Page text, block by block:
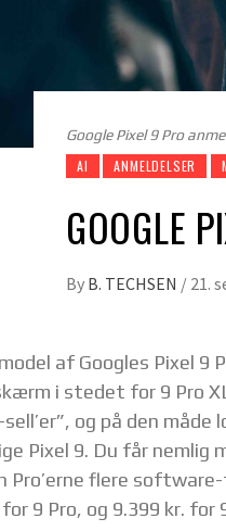
Google Pixel 9 Pro
AI ANMELDELSER
GOOGLE
By B. TECHSEN / 21.
af Googles Pixel
i stedet for 9 Pro
sell’er”, og på den
Pixel 9. Du får nemlig
Pro’erne flere
for 9 Pro, og 9.399 kr.